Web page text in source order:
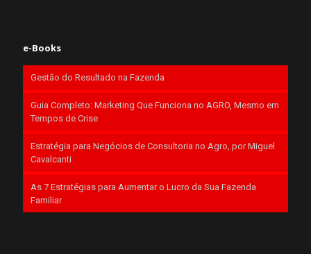
e-Books
Gestão do Resultado na Fazenda
Guia Completo: Marketing Que Funciona no AGRO, Mesmo em
Tempos de Crise
Estratégia para Negócios de Consultoria no Agro, por Miguel
Cavalcanti
As 7 Estratégias para Aumentar o Lucro da Sua Fazenda
Familiar